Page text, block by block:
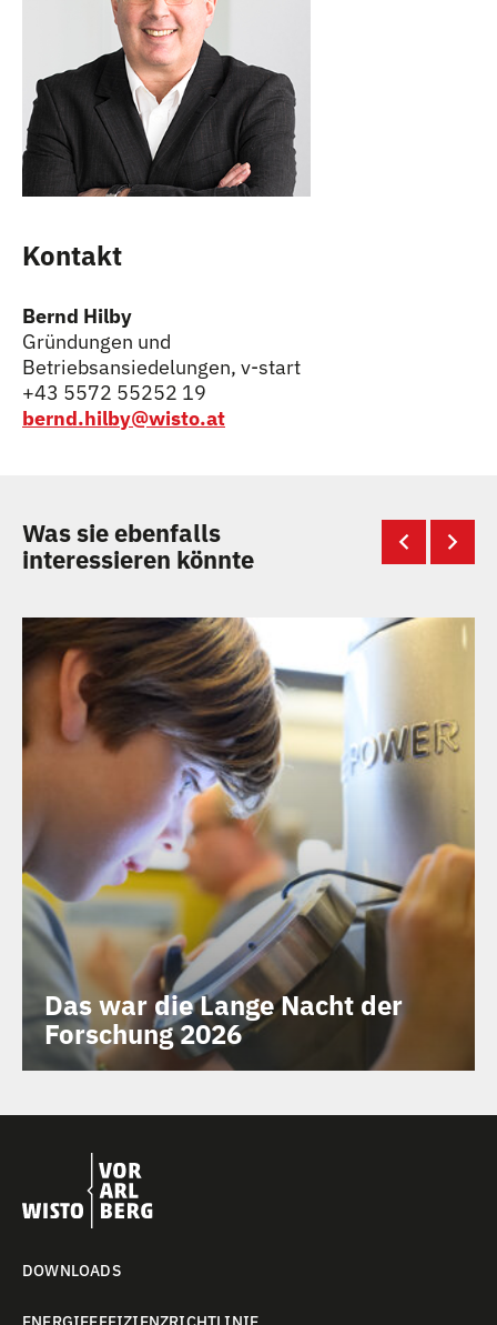
Kontakt
Bernd Hilby
Gründungen und
Betriebsansiedelungen, v-start
+43 5572 55252 19
bernd.hilby@wisto.at
Was sie ebenfalls
interessieren könnte
Das war die Lange Nacht der
Forschung 2026
DOWNLOADS